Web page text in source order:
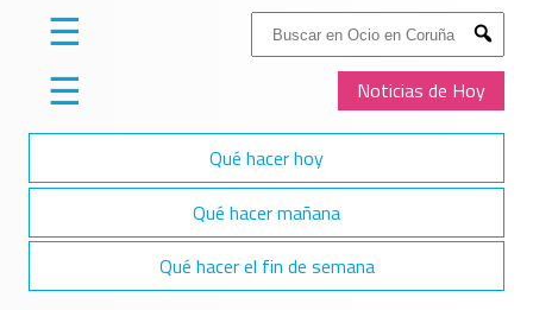
Buscar:
Submit
Noticias de Hoy
☰
☰
Qué hacer hoy
Qué hacer mañana
Qué hacer el fin de semana